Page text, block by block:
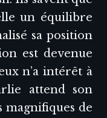
un équilibre
sa position
est devenue
n’a intérêt à
attend son
magnifiques de